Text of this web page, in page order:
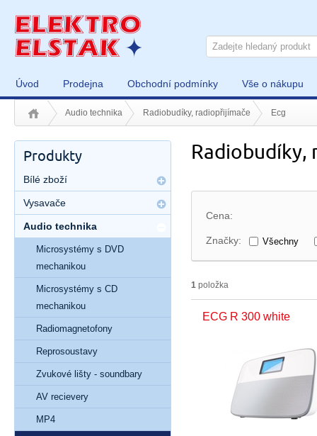
Úvod Prodejna Obchodní podmínky Vše o nákupu
Audio technika Radiobudíky, radiopřijímače Ecg
Radiobudíky,
Cena:
Značky: Všechny
1 položka
ECG R 300 white
Produkty
Bílé zboží
Vysavače
Audio technika
Microsystémy s DVD
mechanikou
Microsystémy s CD
mechanikou
Radiomagnetofony
Reprosoustavy
Zvukové lišty - soundbary
AV recievery
MP4